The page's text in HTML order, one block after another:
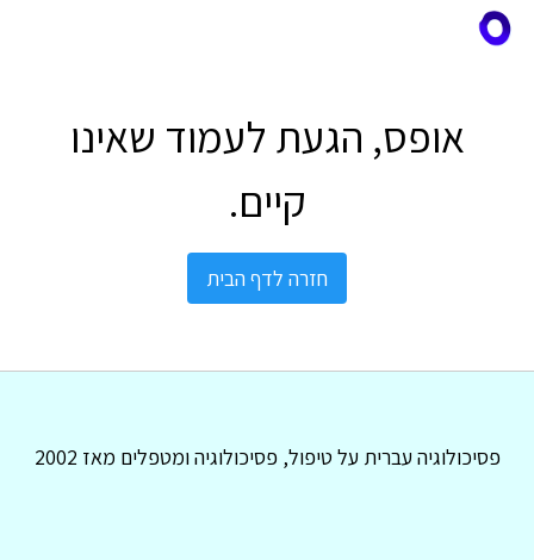
אופס, הגעת לעמוד שאינו
קיים.
חזרה לדף הבית
פסיכולוגיה עברית על טיפול, פסיכולוגיה ומטפלים מאז 2002